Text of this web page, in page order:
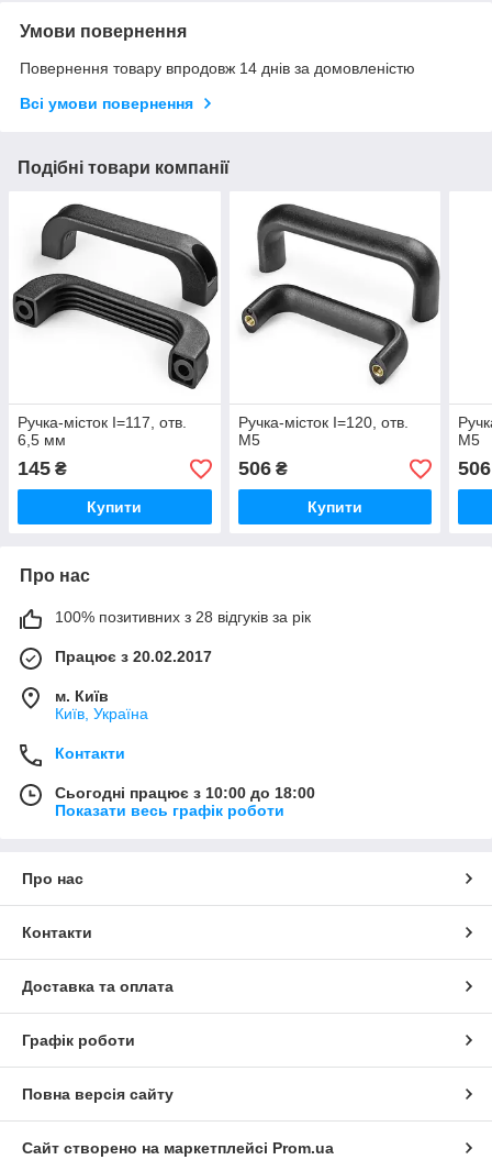
Умови повернення
Повернення товару впродовж 14 днів за домовленістю
Всі умови повернення
Подібні товари компанії
Ручка-місток I=117, отв.
6,5 мм
145 ₴
Купити
Ручка-місток I=120, отв.
М5
506₴
Купити
М5
506
Про нас
100% позитивних з 28 відгуків за рік
Працює з 20.02.2017
м. Київ
Київ, Україна
Контакти
Сьогодні працює з 10:00 до 18:00
Показати весь графік роботи
Про нас
Контакти
Доставка та оплата
Графік роботи
Повна версія сайту
Сайт створено на маркетплейсі Prom.ua